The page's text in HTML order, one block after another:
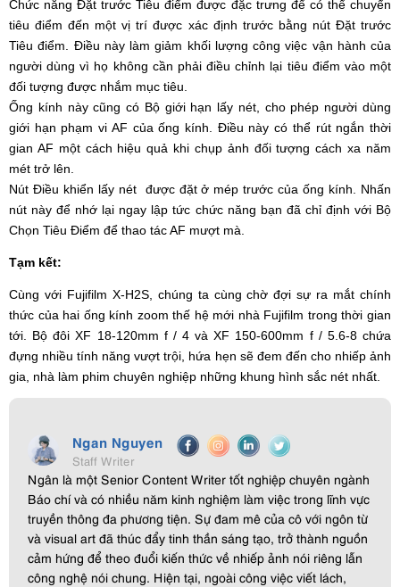
Chức năng Đặt trước Tiêu điểm được đặc trưng để có thể chuyển
tiêu điểm đến một vị trí được xác định trước bằng nút Đặt trước
Tiêu điểm. Điều này làm giảm khối lượng công việc vận hành của
người dùng vì họ không cần phải điều chỉnh lại tiêu điểm vào một
đối tượng được nhắm mục tiêu.
Ống kính này cũng có Bộ giới hạn lấy nét, cho phép người dùng
giới hạn phạm vi AF của ống kính. Điều này có thể rút ngắn thời
gian AF một cách hiệu quả khi chụp ảnh đối tượng cách xa năm
mét trở lên.
Nút Điều khiển lấy nét được đặt ở mép trước của ống kính. Nhấn
nút này để nhớ lại ngay lập tức chức năng bạn đã chỉ định với Bộ
Chọn Tiêu Điểm để thao tác AF mượt mà.
Tạm kết:
Cùng với Fujifilm X-H2S, chúng ta cùng chờ đợi sự ra mắt chính
thức của hai ống kính zoom thế hệ mới nhà Fujifilm trong thời gian
tới. Bộ đôi XF 18-120mm f / 4 và XF 150-600mm f / 5.6-8 chứa
đựng nhiều tính năng vượt trội, hứa hẹn sẽ đem đến cho nhiếp ảnh
gia, nhà làm phim chuyên nghiệp những khung hình sắc nét nhất.
Ngan Nguyen
Staff Writer
Ngân là một Senior Content Writer tốt nghiệp chuyên ngành
Báo chí và có nhiều năm kinh nghiệm làm việc trong lĩnh vực
truyền thông đa phương tiện. Sự đam mê của cô với ngôn từ
và visual art đã thúc đẩy tinh thần sáng tạo, trở thành nguồn
cảm hứng để theo đuổi kiến thức về nhiếp ảnh nói riêng lẫn
công nghệ nói chung. Hiện tại, ngoài công việc viết lách,